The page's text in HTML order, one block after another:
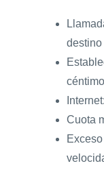
Cuota